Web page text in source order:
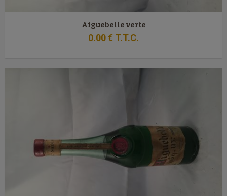
Aiguebelle verte
0.00€ T.T.C.